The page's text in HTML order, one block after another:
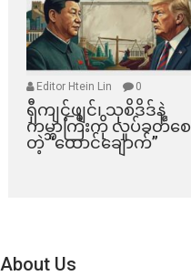
Editor Htein Lin 0
ရှီကျင့်ဖျင်၊ သုစိဒိဒ်နဲ့
ကမ္ဘာကြီးကို လှုပ်ခတ်စေ
တဲ့ “ထောင်ချောက်”
About Us